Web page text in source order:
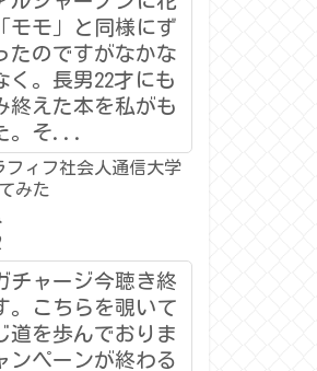
モモ」と同様にず
たのですがなかな
く。長男22才にも
終えた本を私がも
。そ...
フィフ社会人通信大学
みた
チャージ今聴き終
。こちらを覗いて
道を歩んでおりま
ンペーンが終わる